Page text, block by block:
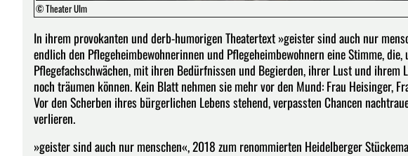
© Theater Ulm
In ihrem provokanten und derb-humorigen Theatertext »geister sind auch nur
endlich den Pflegeheimbewohnerinnen und Pflegeheimbewohnern eine Stimme,
Pflegefachschwächen, mit ihren Bedürfnissen und Begierden, ihrer Lust und
noch träumen können. Kein Blatt nehmen sie mehr vor den Mund: Frau Heisinger,
Vor den Scherben ihres bürgerlichen Lebens stehend, verpassten Chancen
verlieren.
»geister sind auch nur menschen«, 2018 zum renommierten Heidelberger